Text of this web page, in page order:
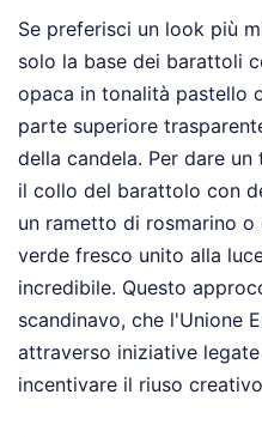
Se preferisci un look più
solo la base dei barattoli
opaca in tonalità pastello
parte superiore
della candela. Per dare
il collo del barattolo con
un rametto di rosmarino
verde fresco unito alla
incredibile. Questo
scandinavo, che l'Unione
attraverso iniziative
incentivare il riuso